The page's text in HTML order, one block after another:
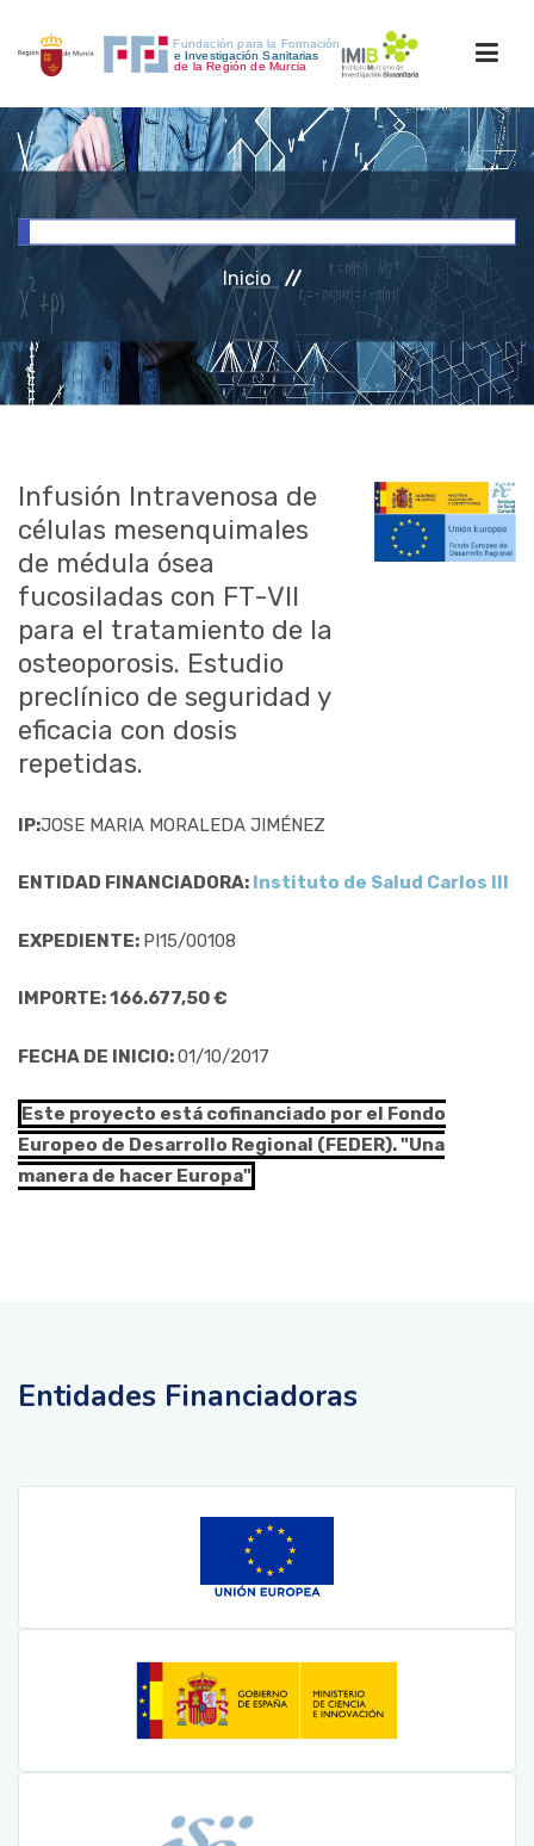
INICIO
INVESTIGACIÓN
RRHH
ACCESO PERSONAL
Inicio
Infusión Intravenosa de
células mesenquimales
de médula ósea
fucosiladas con FT-VII
para el tratamiento de la
osteoporosis. Estudio
preclínico de seguridad y
eficacia con dosis
repetidas.
IP:JOSE MARIA MORALEDA JIMÉNEZ
ENTIDAD FINANCIADORA: Instituto de Salud Carlos III
EXPEDIENTE: PI15/00108
IMPORTE: 166.677,50 €
FECHA DE INICIO:01/10/2017
Este proyecto está cofinanciado por el Fondo
Europeo de Desarrollo Regional (FEDER). "Una
manera de hacer Europa"
Entidades Financiadoras